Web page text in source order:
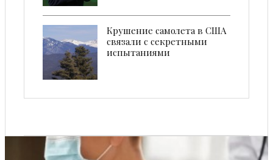
Крушение самолета в США
связали с секретными
испытаниями